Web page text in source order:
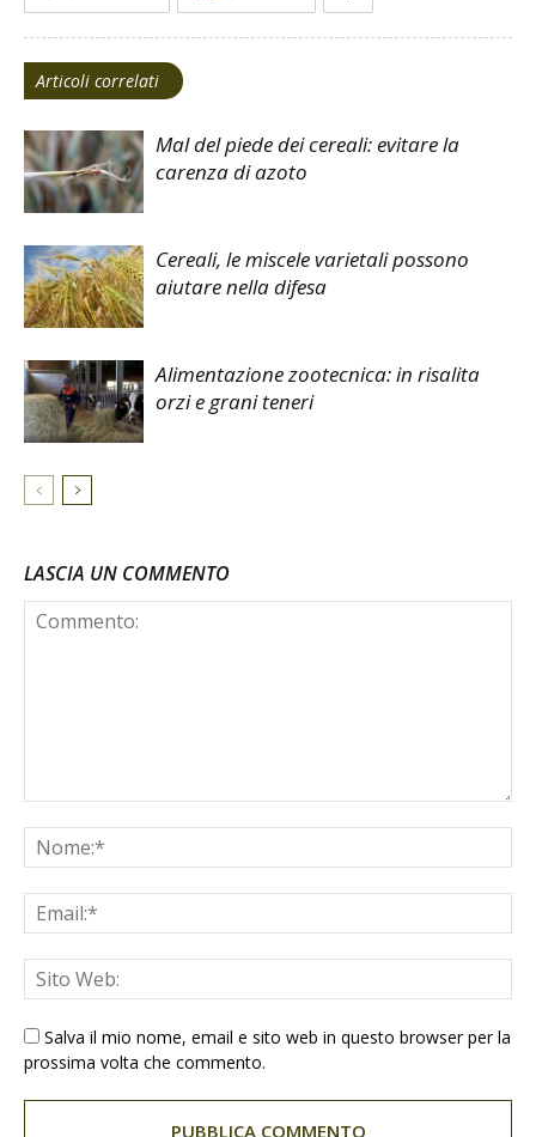
Articoli correlati
Mal del piede dei cereali: evitare la
carenza di azoto
Cereali, le miscele varietali possono
aiutare nella difesa
Alimentazione zootecnica: in risalita
orzi e grani teneri
LASCIA UN COMMENTO
Salva il mio nome, email e sito web in questo browser per la
prossima volta che commento.